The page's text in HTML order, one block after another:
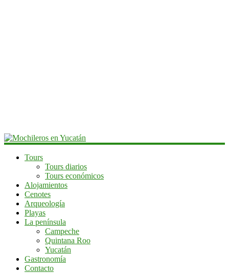
Mochileros
Yucatán
Yucatán
Tours
Tours diarios
Tours económicos
Alojamientos
Cenotes
Arqueología
Playas
La península
Campeche
Quintana Roo
Yucatán
Gastronomía
Contacto